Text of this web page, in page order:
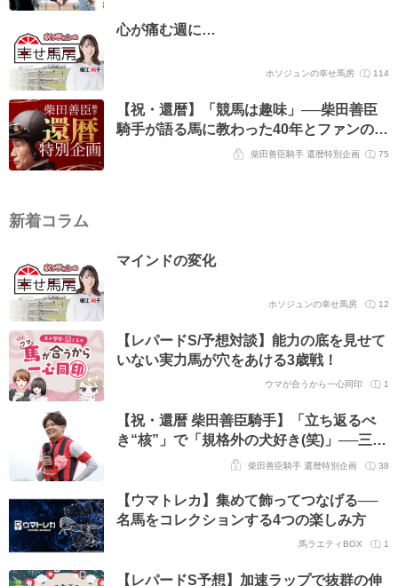
心が痛む週に…
ホソジュンの幸せ馬房 114
【祝・還暦】「競馬は趣味」──柴田善臣
騎手が語る馬に教わった40年とファンの皆
柴田善臣騎手 還暦特別企画 75
新着コラム
マインドの変化
ホソジュンの幸せ馬房 12
【レパードS/予想対談】能力の底を見せて
いない実力馬が穴をあける3歳戦！
ウマが合うから一心同印 1
【祝・還暦 柴田善臣騎手】「立ち返るべ
き“核”」で「規格外の犬好き(笑)」──三浦
皇成騎手が語る大先輩の格好いい生き様
柴田善臣騎手 還暦特別企画 38
【ウマトレカ】集めて飾ってつなげる──
名馬をコレクションする4つの楽しみ方
馬ラエティBOX 1
【レパードS予想】加速ラップで抜群の伸